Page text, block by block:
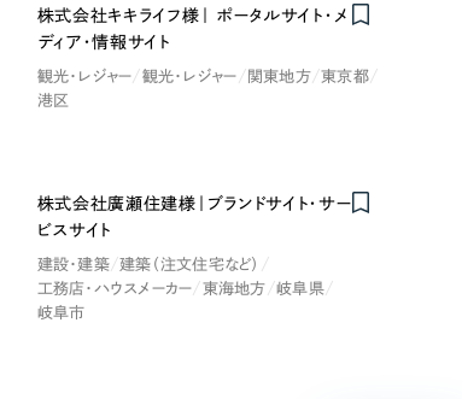
株式会社キキライフ様｜ ポータルサイト・メ
ディア・情報サイト
観光・レジャー 観光・レジャー 関東地方
東京都
港区
株式会社廣瀬住建様｜ブランドサイト・サー
ビスサイト
建設・建築
建築（注文住宅など）
工務店・ハウスメーカー
東海地方
岐阜県
岐阜市